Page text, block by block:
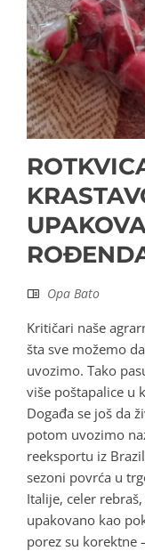
Opa Bato
Kritičari naše
šta sve možemo
uvozimo. Tako
više poštapalice u
Događa se još da
potom uvozimo
reeksportu iz
sezoni povrća u
Italije, celer
upakovano kao
porez su korektne